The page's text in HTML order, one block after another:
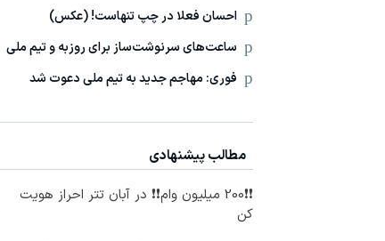
احسان فعلا در چپ تنهاست! (عکس)
ساعت‌های سرنوشت‌ساز برای روزبه و تیم ملی
فوری: مهاجم جدید به تیم ملی دعوت شد
مطالب پیشنهادی
❗❗200 میلیون وام❗❗ در آبان تتر احراز هویت
کن